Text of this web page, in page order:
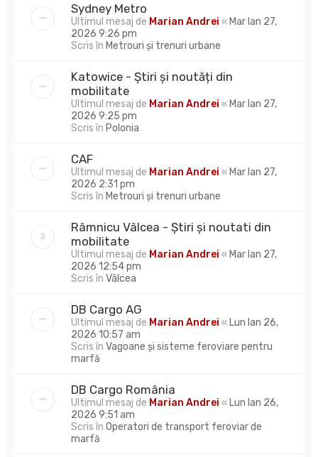
Sydney Metro
Ultimul mesaj de Marian Andrei « Mar Ian 27,
2026 9:26 pm
Scris în Metrouri și trenuri urbane
Katowice - Știri și noutăți din
mobilitate
Ultimul mesaj de Marian Andrei « Mar Ian 27,
2026 9:25 pm
Scris în Polonia
CAF
Ultimul mesaj de Marian Andrei « Mar Ian 27,
2026 2:31 pm
Scris în Metrouri și trenuri urbane
Râmnicu Vâlcea - Știri și noutati din
mobilitate
Ultimul mesaj de Marian Andrei « Mar Ian 27,
2026 12:54 pm
Scris în Vâlcea
DB Cargo AG
Ultimul mesaj de Marian Andrei « Lun Ian 26,
2026 10:57 am
Scris în Vagoane și sisteme feroviare pentru
marfă
DB Cargo România
Ultimul mesaj de Marian Andrei « Lun Ian 26,
2026 9:51 am
Scris în Operatori de transport feroviar de
marfă